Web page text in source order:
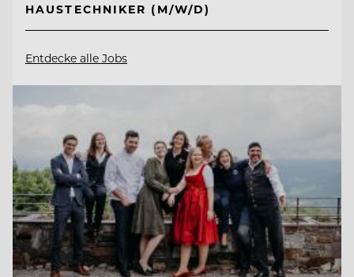
HAUSTECHNIKER (M/W/D)
Entdecke alle Jobs